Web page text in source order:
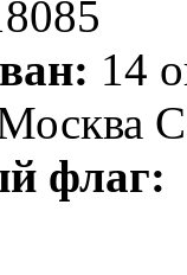
14
флаг: